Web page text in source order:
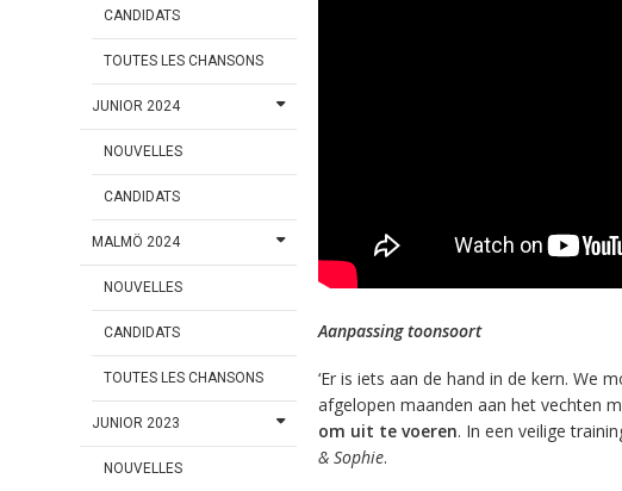
CANDIDATS
TOUTES LES CHANSONS
JUNIOR 2024
NOUVELLES
CANDIDATS
MALMÖ 2024
NOUVELLES
CANDIDATS
TOUTES LES CHANSONS
JUNIOR 2023
NOUVELLES
Aanpassing toonsoort
‘Er is iets aan de hand in de kern. We
afgelopen maanden aan het vechten
om uit te voeren. In een veilige
& Sophie.